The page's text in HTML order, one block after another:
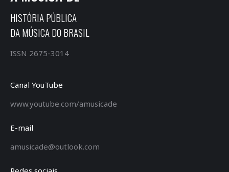
HISTÓRIA PÚBLICA
DA MÚSICA DO BRASIL
ISSN 2675-3014
Canal YouTube
www.youtube.com/amusicade
E-mail
amusicade@outlook.com